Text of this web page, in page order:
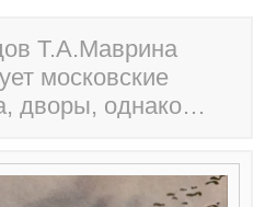
Т.А.Маврина
московские
дворы, однако…